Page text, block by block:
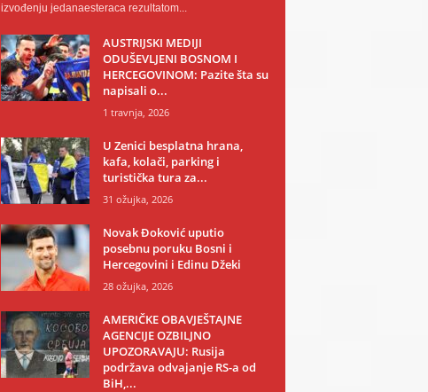
izvođenju jedanaesteraca rezultatom...
AUSTRIJSKI MEDIJI
ODUŠEVLJENI BOSNOM I
HERCEGOVINOM: Pazite šta su
napisali o...
1 travnja, 2026
U Zenici besplatna hrana,
kafa, kolači, parking i
turistička tura za...
31 ožujka, 2026
Novak Đoković uputio
posebnu poruku Bosni i
Hercegovini i Edinu Džeki
28 ožujka, 2026
AMERIČKE OBAVJEŠTAJNE
AGENCIJE OZBILJNO
UPOZORAVAJU: Rusija
podržava odvajanje RS-a od
BiH,...